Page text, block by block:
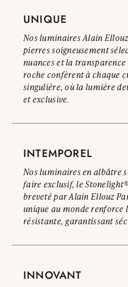
Lire l’avertissement complet
UNIQUE
Nos luminaires Alain
pierres soigneusement
nuances et la
roche confèrent à chaque
singulière, où la lumière
et exclusive.
INTEMPOREL
Nos luminaires en albâtre
faire exclusif, le
breveté par Alain Ellouz
unique au monde
résistante, garantissant
INNOVANT